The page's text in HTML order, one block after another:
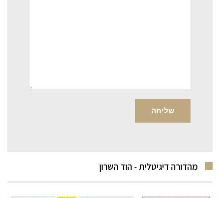
מהדורה דיגיטלית - הוד השרון